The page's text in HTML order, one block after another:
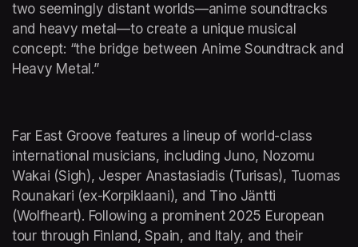
two seemingly distant worlds—anime soundtracks
and heavy metal—to create a unique musical
concept: “the bridge between Anime Soundtrack and
Heavy Metal.”
​Far East Groove features a lineup of world-class
international musicians, including Juno, Nozomu
Wakai (Sigh), Jesper Anastasiadis (Turisas), Tuomas
Rounakari (ex-Korpiklaani), and Tino Jäntti
(Wolfheart). Following a prominent 2025 European
tour through Finland, Spain, and Italy, and their